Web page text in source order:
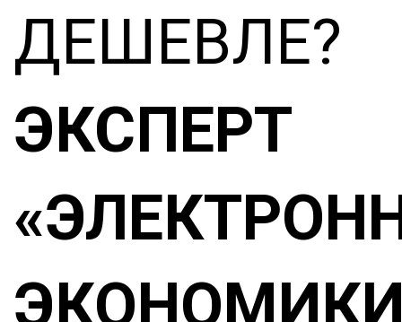
ДЕШЕВЛЕ?
ЭКСПЕРТ